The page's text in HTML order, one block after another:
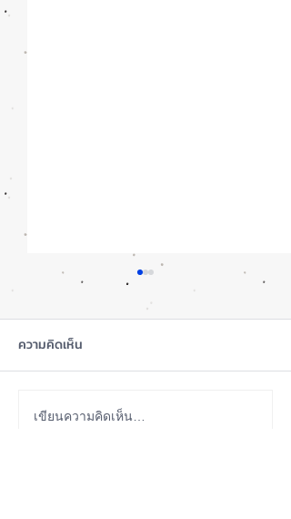
ลือ! iPhone 18e จะเพิ่ม
ความคิดเห็น
เขียนความคิดเห็น…